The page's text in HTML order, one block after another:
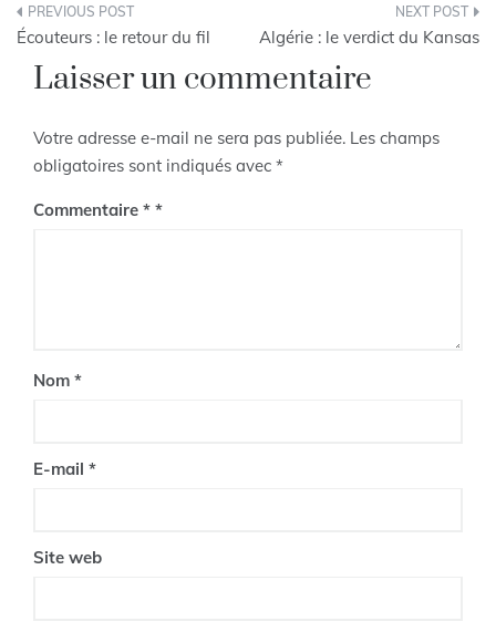
Navigation
de
Écouteurs : le retour du fil Algérie : le verdict du Kansas
Laisser un commentaire
Votre adresse e-mail ne sera pas publiée. Les champs
obligatoires sont indiqués avec *
Commentaire *
Nom *
E-mail *
Site web